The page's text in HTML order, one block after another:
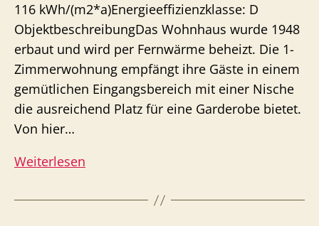
116 kWh/(m2*a)Energieeffizienzklasse: D
ObjektbeschreibungDas Wohnhaus wurde 1948
erbaut und wird per Fernwärme beheizt. Die 1-
Zimmerwohnung empfängt ihre Gäste in einem
gemütlichen Eingangsbereich mit einer Nische
die ausreichend Platz für eine Garderobe bietet.
Von hier…
Weiterlesen
–